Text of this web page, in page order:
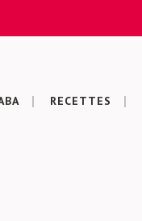
RECETTES